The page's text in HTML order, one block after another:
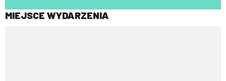
MIEJSCE WYDARZENIA